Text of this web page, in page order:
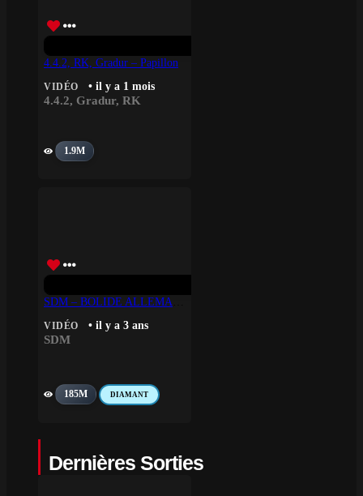
4.4.2, RK, Gradur – Papillon
VIDÉO • il y a 1 mois
4.4.2, Gradur, RK
1.9M
VIDÉO • il y a 3 ans
SDM
185M DIAMANT
Dernières Sorties